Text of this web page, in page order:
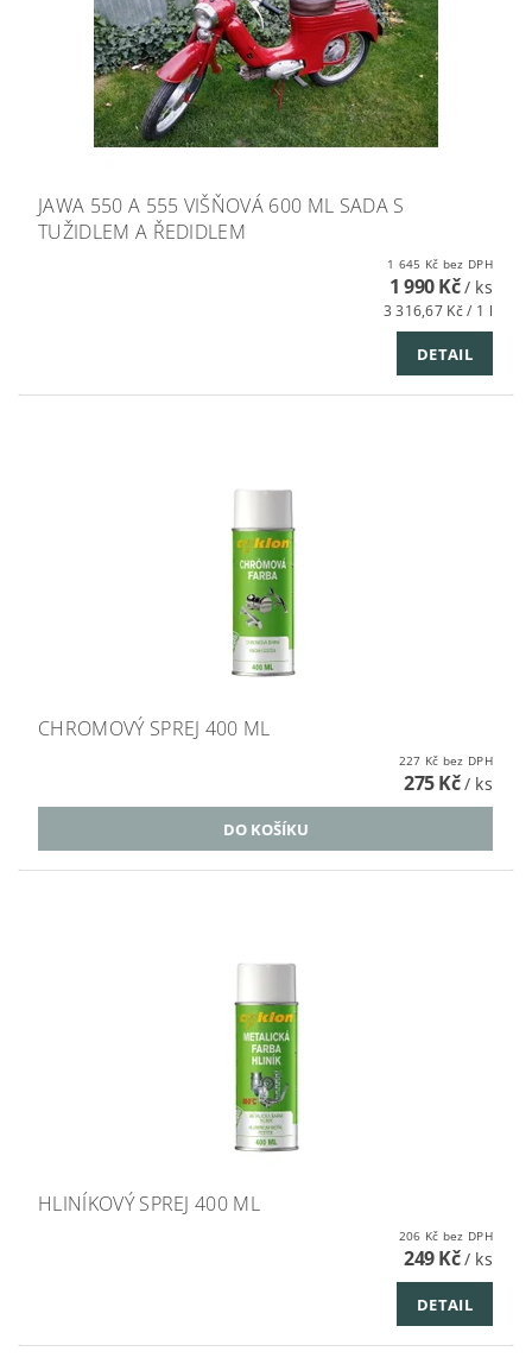
JAWA 550 A 555 VIŠŇOVÁ 600 ML SADA S
TUŽIDLEM A ŘEDIDLEM
1 645 Kč bez DPH
1 990 Kč/ ks
3 316,67 Kč / 1 l
DETAIL
CHROMOVÝ SPREJ 400 ML
227 Kč bez DPH
275 Kč/ ks
HLINÍKOVÝ SPREJ 400 ML
206 Kč bez DPH
249 Kč/ ks
DETAIL